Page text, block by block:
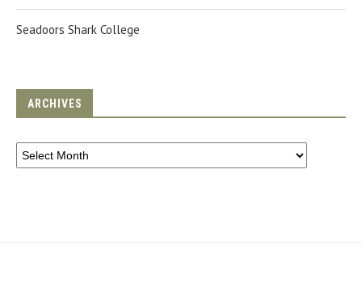
Seadoors Shark College
ARCHIVES